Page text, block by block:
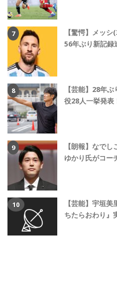
【驚愕】メッ
56年ぶり新記録
【芸能】28年
役28人一挙発表
【朗報】なで
ゆかり氏がコー
【芸能】宇垣
ちたらおわり